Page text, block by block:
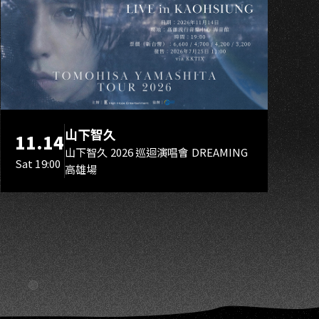
11.14
Sat 19:00
山下智久
山下智久 2026 巡迴演唱會 DREAMING
高雄場